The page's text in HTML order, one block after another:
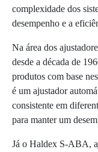
complexidade dos
desempenho e a
Na área dos
desde a década de
produtos com base
é um ajustador
consistente em
para manter um
Já o Haldex S-ABA,